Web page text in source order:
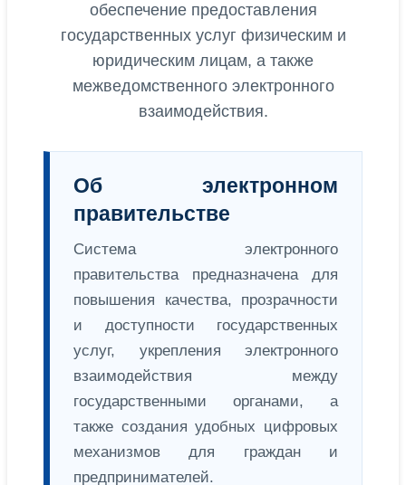
обеспечение предоставления
государственных услуг физическим и
юридическим лицам, а также
межведомственного электронного
взаимодействия.
Об электронном
правительстве
Система электронного
правительства предназначена для
повышения качества, прозрачности
и доступности государственных
услуг, укрепления электронного
взаимодействия между
государственными органами, а
также создания удобных цифровых
механизмов для граждан и
предпринимателей.